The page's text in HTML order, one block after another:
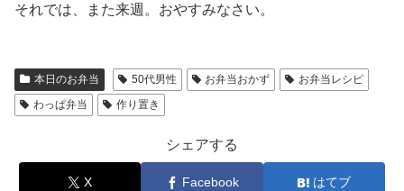
それでは、また来週。おやすみなさい。
本日のお弁当 50代男性 お弁当おかず
お弁当レシピ
わっぱ弁当
作り置き
シェアする
X Facebook はてブ